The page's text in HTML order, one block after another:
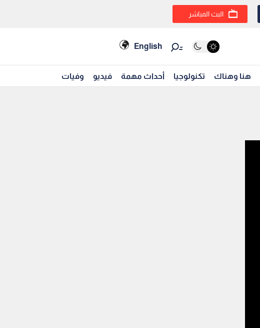
البث المباشر
English
هنا وهناك تكنولوجيا أحداث مهمة فيديو وفيات